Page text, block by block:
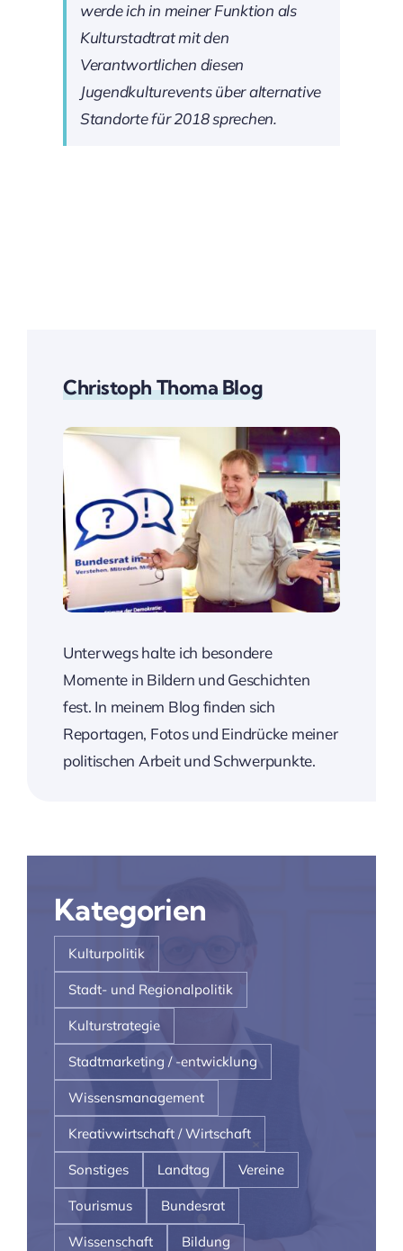
werde ich in meiner Funktion als
Kulturstadtrat mit den
Verantwortlichen diesen
Jugendkulturevents über alternative
Standorte für 2018 sprechen.
Christoph Thoma Blog
Unterwegs halte ich besondere
Momente in Bildern und Geschichten
fest. In meinem Blog finden sich
Reportagen, Fotos und Eindrücke meiner
politischen Arbeit und Schwerpunkte.
Kategorien
Kulturpolitik
Stadt- und Regionalpolitik
Kulturstrategie
Stadtmarketing / -entwicklung
Wissensmanagement
Kreativwirtschaft / Wirtschaft
Sonstiges Landtag Vereine
Tourismus Bundesrat
Wissenschaft Bildung